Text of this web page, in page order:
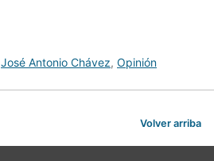
José Antonio Chávez, Opinión
Volver arriba